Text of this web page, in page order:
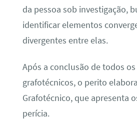
da pessoa sob investigação,
identificar elementos
divergentes entre elas.
Após a conclusão de todos os
grafotécnicos, o perito
Grafotécnico, que apresenta
perícia.